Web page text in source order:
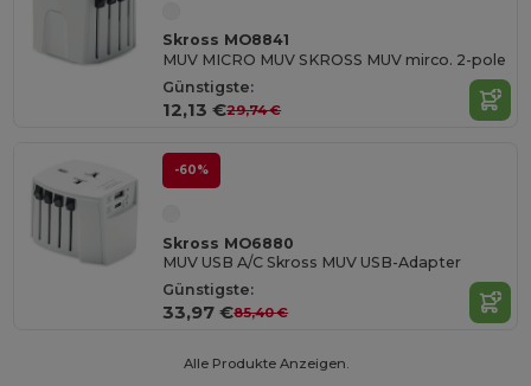
Skross MO8841
MUV MICRO MUV SKROSS MUV mirco. 2-pole
Günstigste:
12,13 €29,74 €
-60%
Skross MO6880
MUV USB A/C Skross MUV USB-Adapter
Günstigste:
33,97 €85,40 €
Alle Produkte Anzeigen.